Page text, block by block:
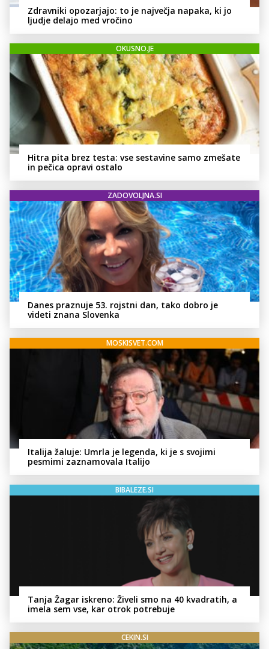
Zdravniki opozarjajo: to je največja napaka, ki jo
ljudje delajo med vročino
OKUSNO.JE
Hitra pita brez testa: vse sestavine samo zmešate
in pečica opravi ostalo
ZADOVOLJNA.SI
Danes praznuje 53. rojstni dan, tako dobro je
videti znana Slovenka
MOSKISVET.COM
Italija žaluje: Umrla je legenda, ki je s svojimi
pesmimi zaznamovala Italijo
BIBALEZE.SI
Tanja Žagar iskreno: Živeli smo na 40 kvadratih, a
imela sem vse, kar otrok potrebuje
CEKIN.SI